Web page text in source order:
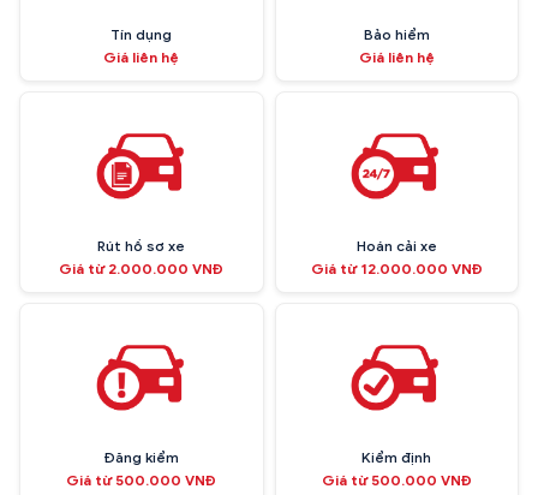
Tín dụng
Giá liên hệ
Bảo hiểm
Giá liên hệ
Rút hồ sơ xe
Giá từ 2.000.000 VNĐ
Hoán cải xe
Giá từ 12.000.000 VNĐ
Đăng kiểm
Giá từ 500.000 VNĐ
Kiểm định
Giá từ 500.000 VNĐ